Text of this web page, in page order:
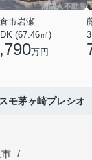
市岩瀬
(67.46㎡)
万円
モ茅ヶ崎プレシオ